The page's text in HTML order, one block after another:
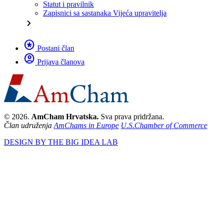
Statut i pravilnik
Zapisnici sa sastanaka Vijeća upravitelja
chevron_right
stars Postani član
account_circle Prijava članova
© 2026. AmCham Hrvatska. Sva prava pridržana.
Član udruženja AmChams in Europe U.S.Chamber of Commerce
DESIGN BY THE BIG IDEA LAB